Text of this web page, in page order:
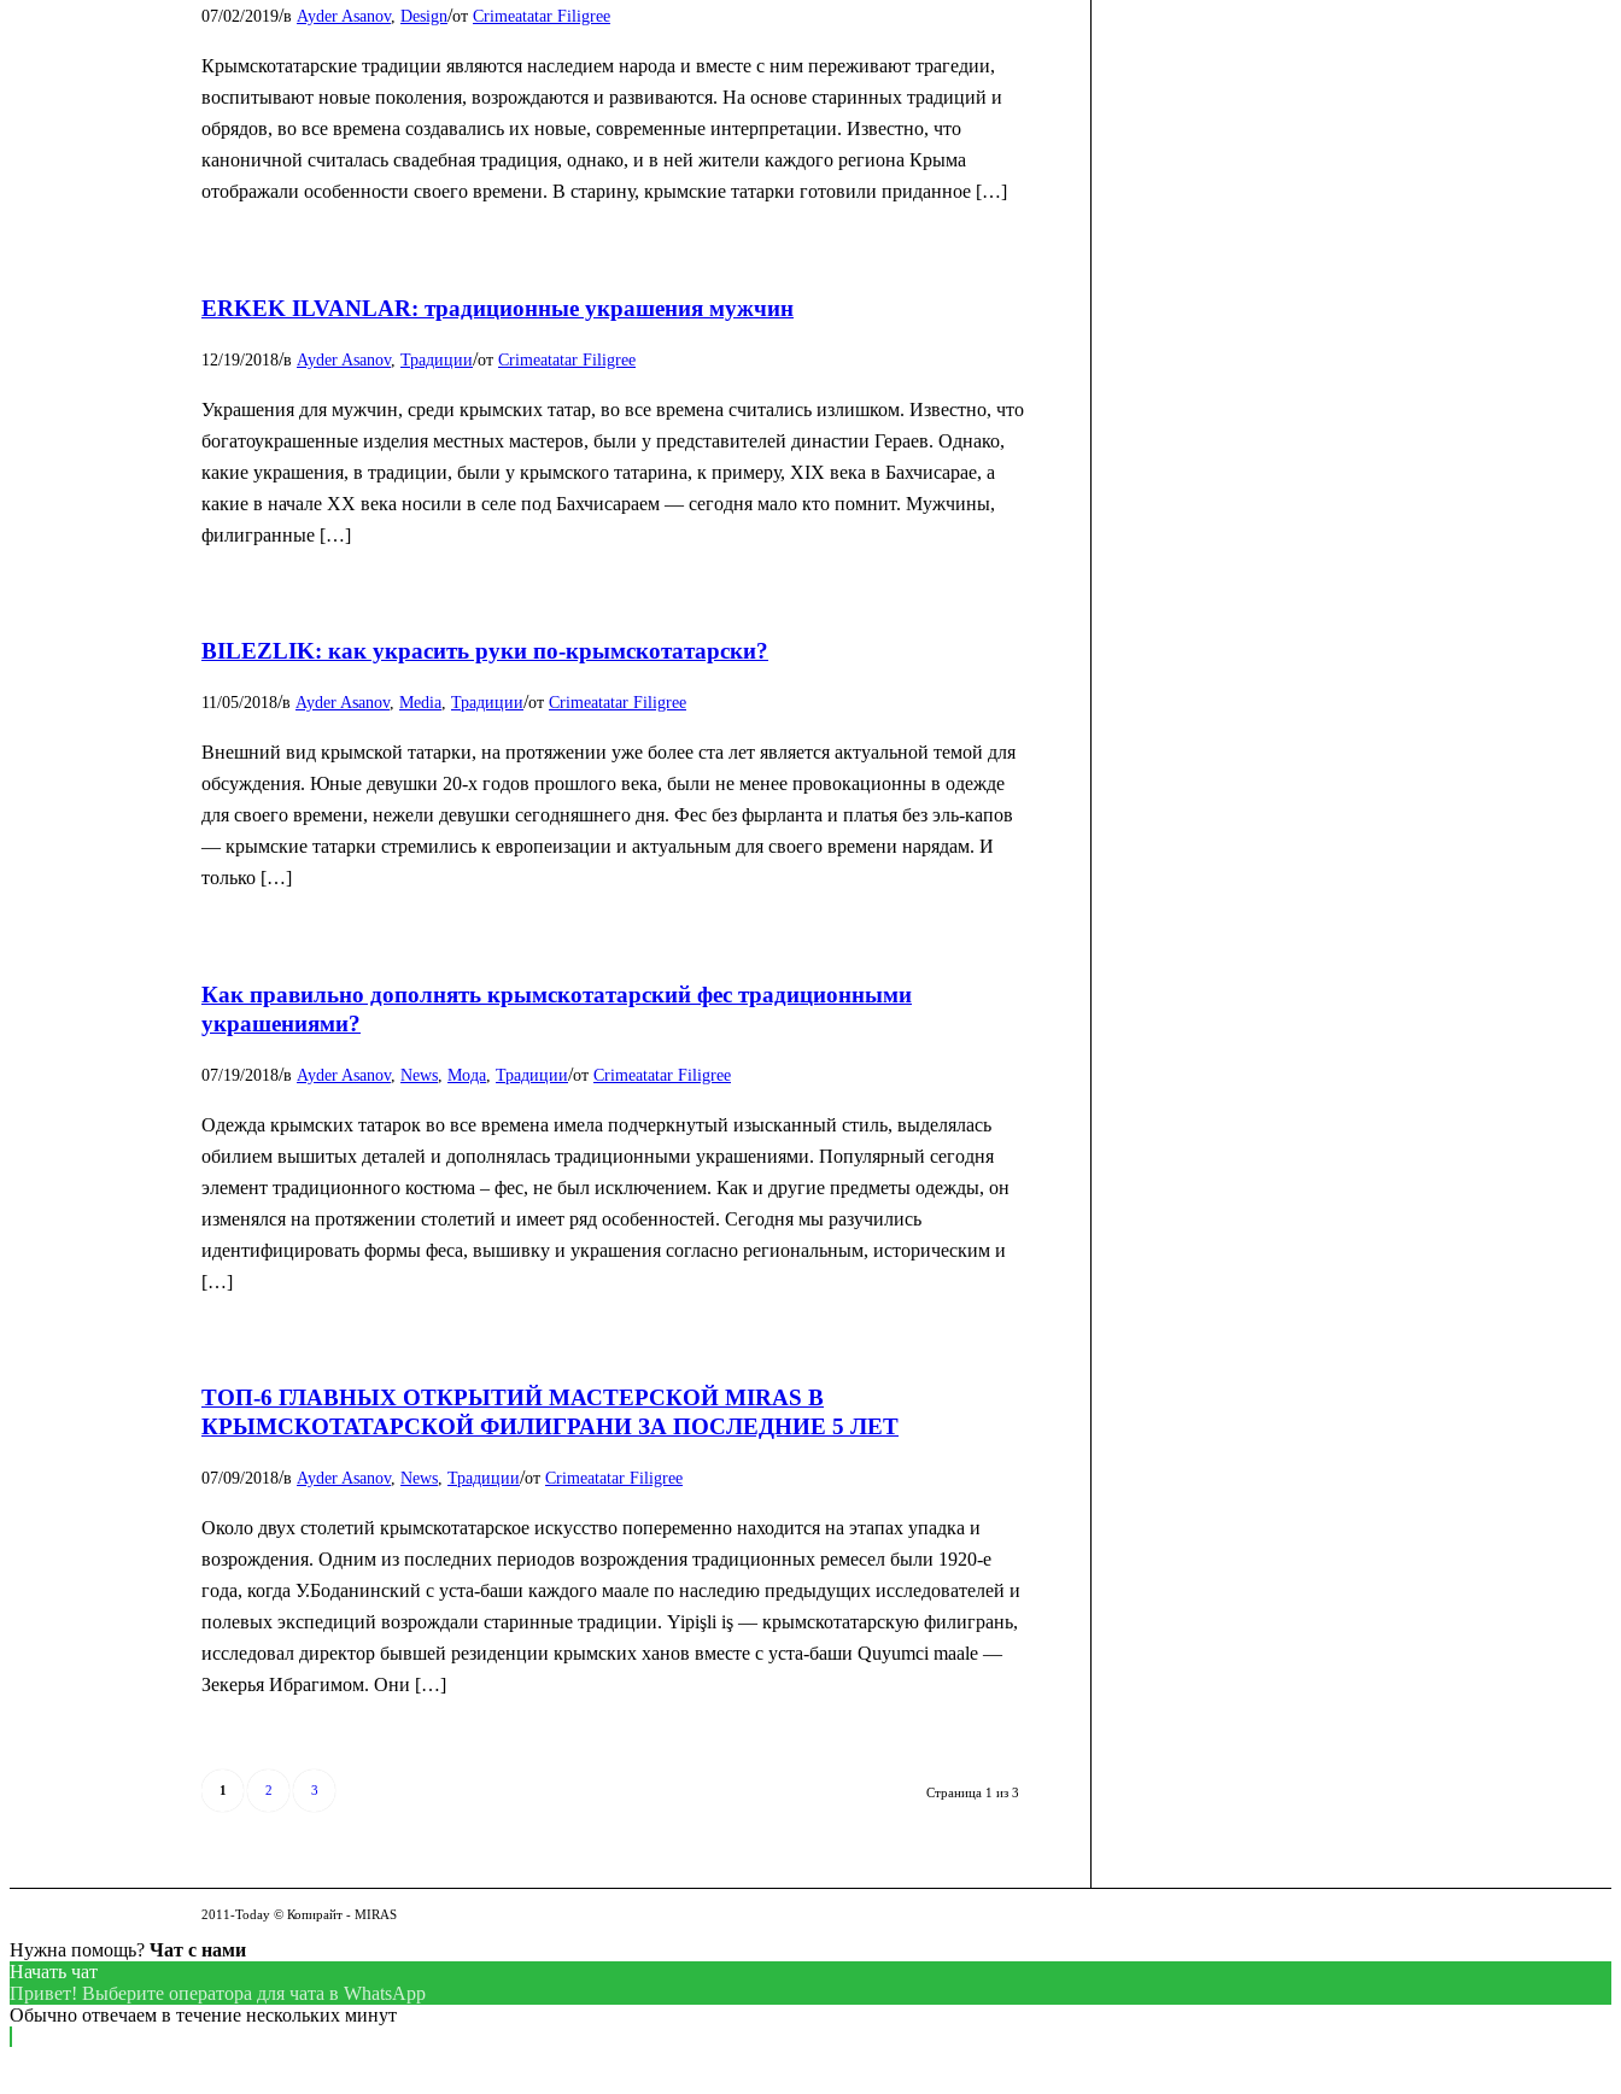
07/02/2019/в Ayder Asanov, Design/от Crimeatatar Filigree
Крымскотатарские традиции являются наследием народа и вместе с ним переживают трагедии,
воспитывают новые поколения, возрождаются и развиваются. На основе старинных традиций и
обрядов, во все времена создавались их новые, современные интерпретации. Известно, что
каноничной считалась свадебная традиция, однако, и в ней жители каждого региона Крыма
отображали особенности своего времени. В старину, крымские татарки готовили приданное […]
ERKEK ILVANLAR: традиционные украшения мужчин
12/19/2018/в Ayder Asanov, Традиции/от Crimeatatar Filigree
Украшения для мужчин, среди крымских татар, во все времена считались излишком. Известно, что
богатоукрашенные изделия местных мастеров, были у представителей династии Гераев. Однако,
какие украшения, в традиции, были у крымского татарина, к примеру, XIX века в Бахчисарае, а
какие в начале XX века носили в селе под Бахчисараем — сегодня мало кто помнит. Мужчины,
филигранные […]
BILEZLIK: как украсить руки по-крымскотатарски?
11/05/2018/в Ayder Asanov, Media Традиции/от Crimeatatar Filigree
Внешний вид крымской татарки, на протяжении уже более ста лет является актуальной темой для
обсуждения. Юные девушки 20-х годов прошлого века, были не менее провокационны в одежде
для своего времени, нежели девушки сегодняшнего дня. Фес без фырланта и платья без эль-капов
— крымские татарки стремились к европеизации и актуальным для своего времени нарядам. И
только […]
Как правильно дополнять крымскотатарский фес традиционными
украшениями?
07/19/2018/в Ayder Asanov, News Мода Традиции/от Crimeatatar Filigree
Одежда крымских татарок во все времена имела подчеркнутый изысканный стиль, выделялась
обилием вышитых деталей и дополнялась традиционными украшениями. Популярный сегодня
элемент традиционного костюма – фес, не был исключением. Как и другие предметы одежды, он
изменялся на протяжении столетий и имеет ряд особенностей. Сегодня мы разучились
идентифицировать формы феса, вышивку и украшения согласно региональным, историческим и
[…]
ТОП-6 ГЛАВНЫХ ОТКРЫТИЙ МАСТЕРСКОЙ MIRAS В
КРЫМСКОТАТАРСКОЙ ФИЛИГРАНИ ЗА ПОСЛЕДНИЕ 5 ЛЕТ
07/09/2018/в Ayder Asanov, News Традиции/от Crimeatatar Filigree
Около двух столетий крымскотатарское искусство попеременно находится на этапах упадка и
возрождения. Одним из последних периодов возрождения традиционных ремесел были 1920-е
года, когда У.Боданинский с уста-баши каждого маале по наследию предыдущих исследователей и
полевых экспедиций возрождали старинные традиции. Yipişli iş — крымскотатарскую филигрань,
исследовал директор бывшей резиденции крымских ханов вместе с уста-баши Quyumci maale —
Зекерья Ибрагимом. Они […]
Страница 1 из 3
1 2 3
2011-Today © Копирайт - MIRAS
Нужна помощь? Чат с нами
Начать чат
Привет! Выберите оператора для чата в WhatsApp
Обычно отвечаем в течение нескольких минут